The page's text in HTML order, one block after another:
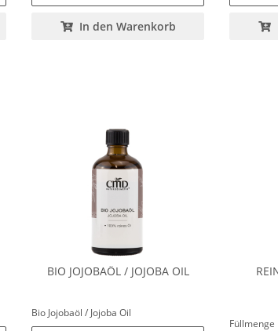
In den Warenkorb
BIO JOJOBAÖL / JOJOBA OIL
Bio Jojobaöl / Jojoba Oil
Füllmenge